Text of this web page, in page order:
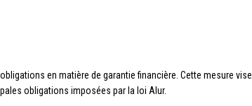
en matière de garantie financière. Cette mesure vise
obligations imposées par la loi Alur.